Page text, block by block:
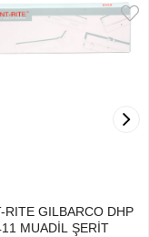
RITE GILBARCO DHP
MUADİL ŞERİT